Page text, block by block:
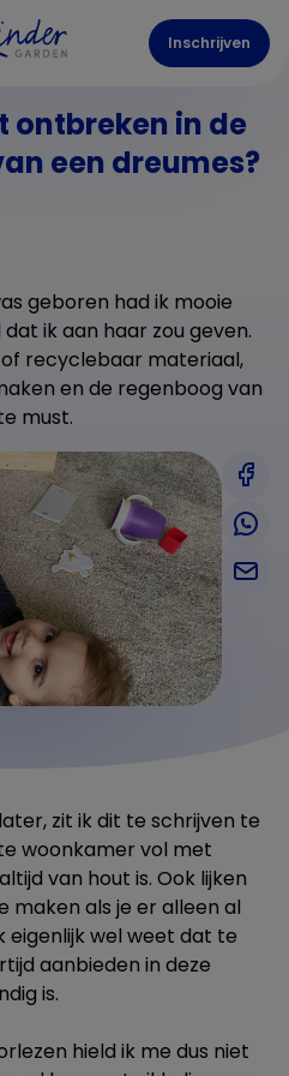
Inschrijven
ontbreken in de
een dreumes?
geboren had ik mooie
ik aan haar zou geven.
recyclebaar materiaal,
en de regenboog van
must.
zit ik dit te schrijven te
woonkamer vol met
van hout is. Ook lijken
maken als je er alleen al
eigenlijk wel weet dat te
aanbieden in deze
is.
hield ik me dus niet